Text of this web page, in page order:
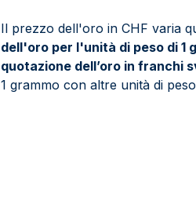
Il prezzo dell'oro in CHF varia
dell'oro per l'unità di peso di 1
quotazione dell’oro in franchi
1 grammo con altre unità di